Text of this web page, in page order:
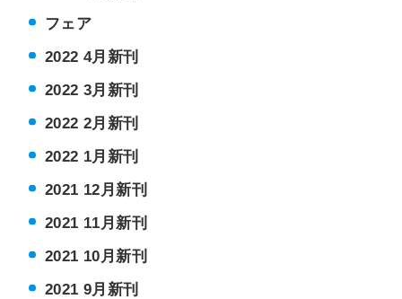
フェア
2022 4月新刊
2022 3月新刊
2022 2月新刊
2022 1月新刊
2021 12月新刊
2021 11月新刊
2021 10月新刊
2021 9月新刊